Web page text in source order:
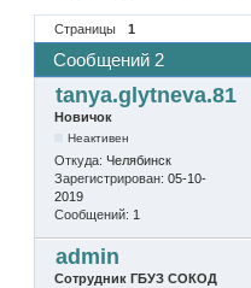
Страницы 1
Сообщений 2
tanya.glytneva.81
Новичок
Неактивен
Откуда: Челябинск
Зарегистрирован: 05-10-
2019
Сообщений: 1
admin
Сотрудник ГБУЗ СОКОД